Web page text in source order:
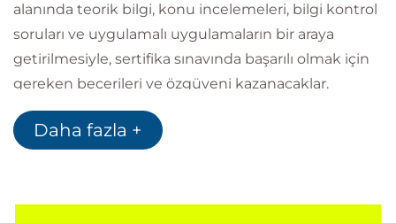
alanında teorik bilgi, konu incelemeleri, bilgi kontrol
soruları ve uygulamalı uygulamaların bir araya
getirilmesiyle, sertifika sınavında başarılı olmak için
gereken becerileri ve özgüveni kazanacaklar.
Ayrıca katılımcılar, çok sayıda ek kaynak ve deneme
sınavı sağlayan Bulut Akademisi platformuna bir
Daha fazla +